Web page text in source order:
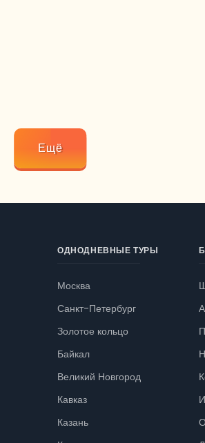
Ещё
ОДНОДНЕВНЫЕ ТУРЫ
Москва
Санкт-Петербург
Золотое кольцо
Байкал
Великий Новгород
Кавказ
Казань